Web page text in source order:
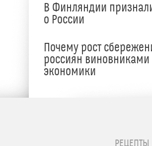
В Финляндии
о России
Почему рост
россиян
экономики
РЕЦЕПТЫ